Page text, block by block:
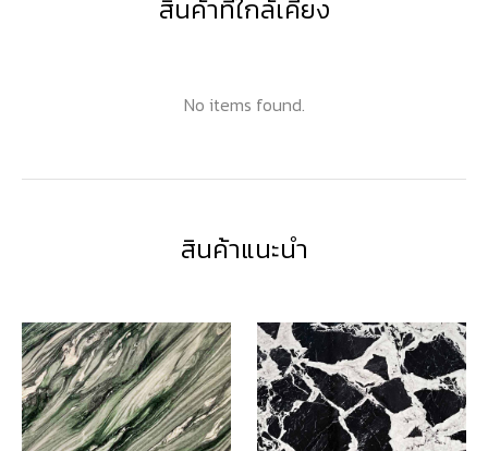
สินค้าที่ใกล้เคียง
No items found.
สินค้าแนะนำ